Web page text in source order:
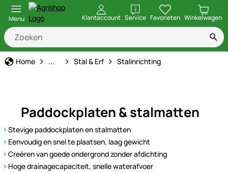
Menu Klantaccount ServiceopenenFavorieten Winkelwagen
Home Stal & Erf
... Stal & Erf Stalinrichting
Paddockplaten & stalmatten
Stevige paddockplaten en stalmatten
Eenvoudig en snel te plaatsen, laag gewicht
Creëren van goede ondergrond zonder afdichting
Hoge drainagecapaciteit, snelle waterafvoer